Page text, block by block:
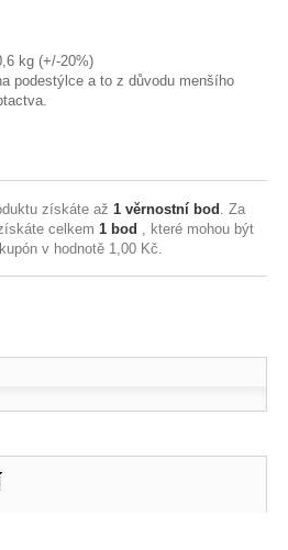
kg (+/-20%)
podestýlce a to z důvodu menšího
získáte až1 věrnostní bod . Za
celkem1 bod , které mohou být
v hodnotě 1,00 Kč.